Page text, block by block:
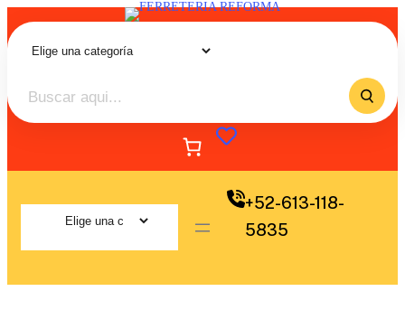
+52-613-118-
5835